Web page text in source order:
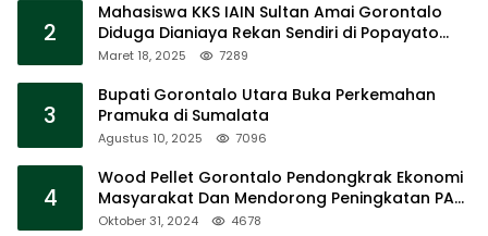
2
Mahasiswa KKS IAIN Sultan Amai Gorontalo
Diduga Dianiaya Rekan Sendiri di Popayato
Barat
Maret 18, 2025 7289
3
Bupati Gorontalo Utara Buka Perkemahan
Pramuka di Sumalata
Agustus 10, 2025 7096
4
Wood Pellet Gorontalo Pendongkrak Ekonomi
Masyarakat Dan Mendorong Peningkatan PAD
Gorontalo
Oktober 31, 2024 4678